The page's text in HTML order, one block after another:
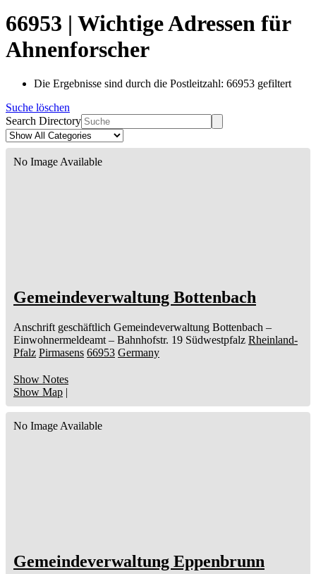
66953 | Wichtige Adressen für
Ahnenforscher
Die Ergebnisse sind durch die Postleitzahl: 66953 gefiltert
Suche löschen
Search Directory
No Image Available
Gemeindeverwaltung Bottenbach
Anschrift geschäftlich Gemeindeverwaltung Bottenbach –
Einwohnermeldeamt – Bahnhofstr. 19 Südwestpfalz Rheinland-
Pfalz Pirmasens 66953 Germany
Show Notes
Show Map |
No Image Available
Gemeindeverwaltung Eppenbrunn